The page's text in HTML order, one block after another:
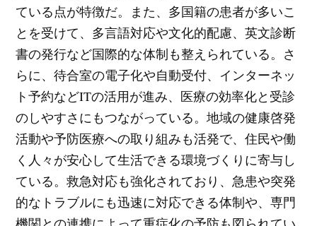
ている点が特徴だ。また、多国籍の患者が多いこ
とを受けて、多言語対応や文化的配慮、英文診断
書の発行など国際的な体制も整えられている。さ
らに、待合室の電子化や自動受付、インターネッ
ト予約などITの活用が進み、医療の効率化と受診
のしやすさにもつながっている。地域の健康啓発
活動や予防医療への取り組みも活発で、住民や働
く人々が安心して生活できる環境づくりに寄与し
ている。救急対応も強化されており、急患や突発
的なトラブルにも迅速に対応できる体制や、専門